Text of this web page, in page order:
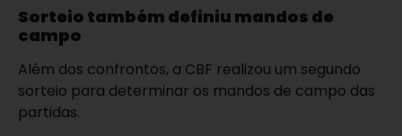
Sorteio também definiu mandos de
campo
Além dos confrontos, a CBF realizou um segundo
sorteio para determinar os mandos de campo das
partidas.